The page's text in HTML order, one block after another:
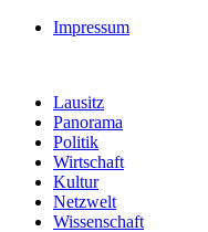
Impressum
Lausitz
Panorama
Politik
Wirtschaft
Kultur
Netzwelt
Wissenschaft